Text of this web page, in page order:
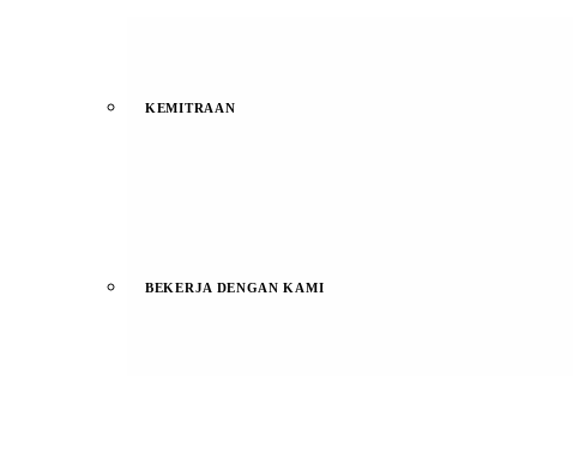
KEMITRAAN
BEKERJA DENGAN KAMI